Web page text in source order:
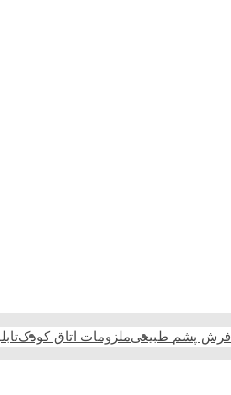
فرش پشم طبیعیملزومات اتاق کودک